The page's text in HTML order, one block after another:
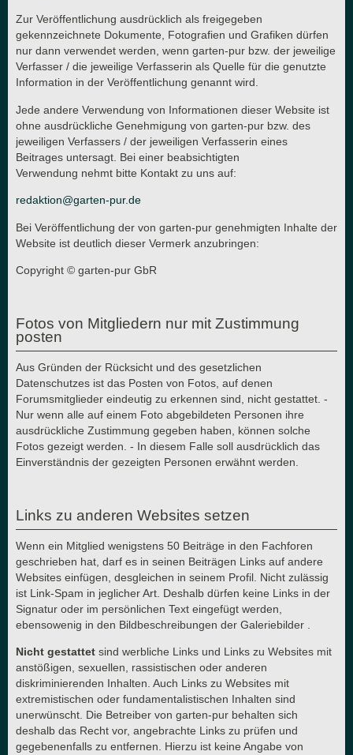
Zur Veröffentlichung ausdrücklich als freigegeben
gekennzeichnete Dokumente, Fotografien und Grafiken dürfen
nur dann verwendet werden, wenn garten-pur bzw. der jeweilige
Verfasser / die jeweilige Verfasserin als Quelle für die genutzte
Information in der Veröffentlichung genannt wird.
Jede andere Verwendung von Informationen dieser Website ist
ohne ausdrückliche Genehmigung von garten-pur bzw. des
jeweiligen Verfassers / der jeweiligen Verfasserin eines
Beitrages untersagt. Bei einer beabsichtigten
Verwendung nehmt bitte Kontakt zu uns auf:
redaktion@garten-pur.de
Bei Veröffentlichung der von garten-pur genehmigten Inhalte der
Website ist deutlich dieser Vermerk anzubringen:
Copyright © garten-pur GbR
Fotos von Mitgliedern nur mit Zustimmung
posten
Aus Gründen der Rücksicht und des gesetzlichen
Datenschutzes ist das Posten von Fotos, auf denen
Forumsmitglieder eindeutig zu erkennen sind, nicht gestattet. -
Nur wenn alle auf einem Foto abgebildeten Personen ihre
ausdrückliche Zustimmung gegeben haben, können solche
Fotos gezeigt werden. - In diesem Falle soll ausdrücklich das
Einverständnis der gezeigten Personen erwähnt werden.
Links zu anderen Websites setzen
Wenn ein Mitglied wenigstens 50 Beiträge in den Fachforen
geschrieben hat, darf es in seinen Beiträgen Links auf andere
Websites einfügen, desgleichen in seinem Profil. Nicht zulässig
ist Link-Spam in jeglicher Art. Deshalb dürfen keine Links in der
Signatur oder im persönlichen Text eingefügt werden,
ebensowenig in den Bildbeschreibungen der Galeriebilder .
Nicht gestattet sind werbliche Links und Links zu Websites mit
anstößigen, sexuellen, rassistischen oder anderen
diskriminierenden Inhalten. Auch Links zu Websites mit
extremistischen oder fundamentalistischen Inhalten sind
unerwünscht. Die Betreiber von garten-pur behalten sich
deshalb das Recht vor, angebrachte Links zu prüfen und
gegebenenfalls zu entfernen. Hierzu ist keine Angabe von